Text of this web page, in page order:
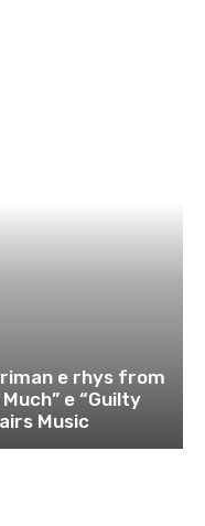
e rhys from
e “Guilty
Music